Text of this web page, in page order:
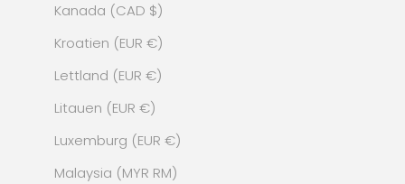
Kanada (CAD $)
Kroatien (EUR €)
Lettland (EUR €)
Litauen (EUR €)
Luxemburg (EUR €)
Malaysia (MYR RM)